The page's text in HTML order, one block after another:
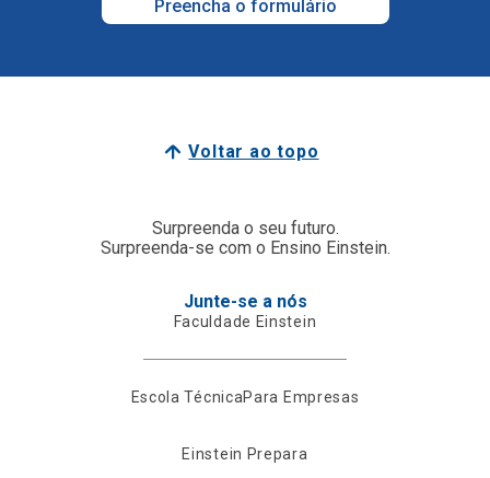
Preencha o formulário
Voltar ao topo
Surpreenda o seu futuro.
Surpreenda-se com o Ensino Einstein.
Junte-se a nós
Faculdade Einstein
Escola TécnicaPara Empresas
Einstein Prepara